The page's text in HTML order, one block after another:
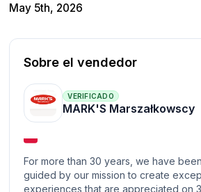
May 5th, 2026
Sobre el vendedor
VERIFICADO
MARK'S Marszałkowscy
For more than 30 years, we have
guided by our mission to create
experiences that are appreciated on